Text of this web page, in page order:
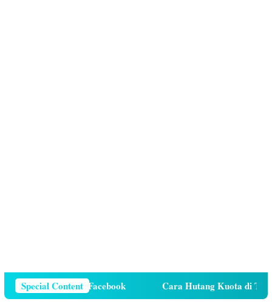
Special Content
Di Facebook Cara Hutang Kuota di Telkomsel